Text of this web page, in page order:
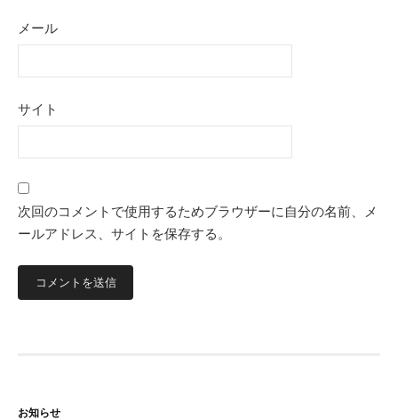
メール
サイト
次回のコメントで使用するためブラウザーに自分の名前、メ
ールアドレス、サイトを保存する。
お知らせ